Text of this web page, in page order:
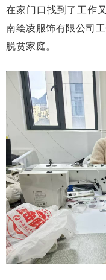
在家门口找到了工作
南绘凌服饰有限公司
脱贫家庭。